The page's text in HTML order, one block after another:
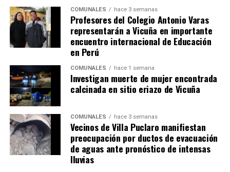
COMUNALES hace 3 semanas
Profesores del Colegio Antonio Varas
representarán a Vicuña en importante
encuentro internacional de Educación
en Perú
COMUNALES hace 1 semana
Investigan muerte de mujer encontrada
calcinada en sitio eriazo de Vicuña
COMUNALES hace 3 semanas
Vecinos de Villa Puclaro manifiestan
preocupación por ductos de evacuación
de aguas ante pronóstico de intensas
lluvias